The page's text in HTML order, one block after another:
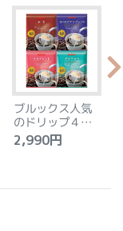
ブルックス人気
のドリップ４種
セット
2,990円